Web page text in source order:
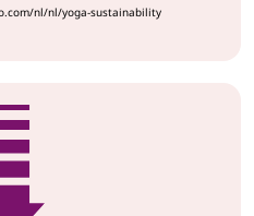
nl/nl/yoga-sustainability